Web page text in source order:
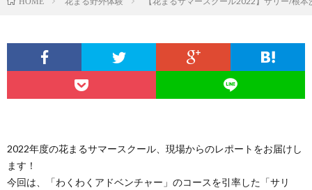
2022年度の花まるサマースクール、現場からのレポートをお届けし
ます！
今回は、「わくわくアドベンチャー」のコースを引率した「サリ